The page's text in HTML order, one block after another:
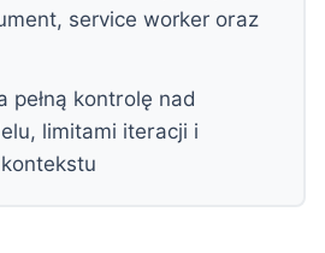
service worker oraz
pełną kontrolę nad
limitami iteracji i